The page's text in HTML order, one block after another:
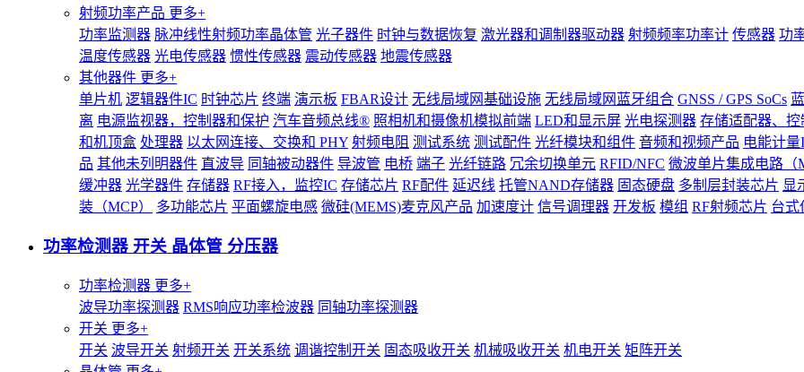
射频功率产品 更多+
功率监测器 脉冲线性射频功率晶体管 光子器件 时钟与数据恢复 激光器和调制器驱动器 射频频率功率计 传感器 功
温度传感器 光电传感器 惯性传感器 震动传感器 地震传感器
其他器件 更多+
单片机 逻辑器件IC 时钟芯片 终端 演示板 FBAR设计 无线局域网基础设施 无线局域网蓝牙组合 GNSS / GPS SoCs
离 电源监视器，控制器和保护 汽车音频总线® 照相机和摄像机模拟前端 LED和显示屏 光电探测器 存储适配器、控
和机顶盒 处理器 以太网连接、交换和 PHY 射频电阻 测试系统 测试配件 光纤模块和组件 音频和视频产品 电能计量
品 其他未列明器件 直波导 同轴被动器件 导波管 电桥 端子 光纤链路 冗余切换单元 RFID/NFC 微波单片集成电路（
缓冲器 光学器件 存储器 RF接入，监控IC 存储芯片 RF配件 延迟线 托管NAND存储器 固态硬盘 多制层封装芯片 显
装（MCP）
多功能芯片 平面螺旋电感 微硅(MEMS)麦克风产品 加速度计 信号调理器 开发板 模组 RF射频芯片 台式
功率检测器 开关 晶体管 分压器
功率检测器 更多+
波导功率探测器 RMS响应功率检波器 同轴功率探测器
开关 更多+
开关 波导开关 射频开关 开关系统 调谐控制开关 固态吸收开关 机械吸收开关 机电开关 矩阵开关